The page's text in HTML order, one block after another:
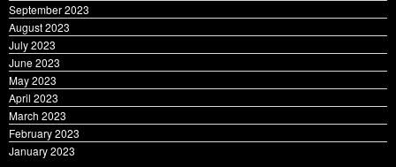
September 2023
August 2023
July 2023
June 2023
May 2023
April 2023
March 2023
February 2023
January 2023